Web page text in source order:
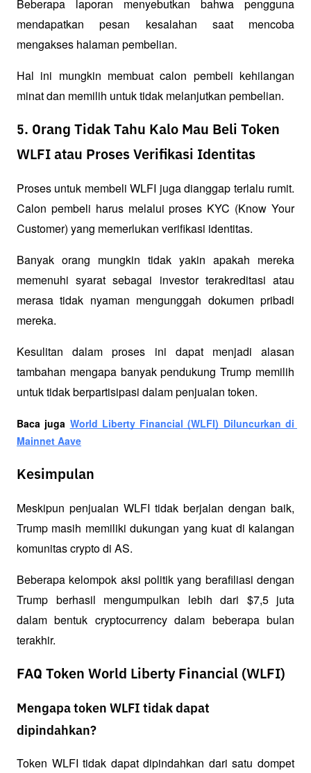
Beberapa laporan menyebutkan bahwa pengguna
mendapatkan pesan kesalahan saat mencoba
mengakses halaman pembelian.
Hal ini mungkin membuat calon pembeli kehilangan
minat dan memilih untuk tidak melanjutkan pembelian.
5. Orang Tidak Tahu Kalo Mau Beli Token
WLFI atau Proses Verifikasi Identitas
Proses untuk membeli WLFI juga dianggap terlalu rumit.
Calon pembeli harus melalui proses KYC (Know Your
Customer) yang memerlukan verifikasi identitas.
Banyak orang mungkin tidak yakin apakah mereka
memenuhi syarat sebagai investor terakreditasi atau
merasa tidak nyaman mengunggah dokumen pribadi
mereka.
Kesulitan dalam proses ini dapat menjadi alasan
tambahan mengapa banyak pendukung Trump memilih
untuk tidak berpartisipasi dalam penjualan token.
Baca juga World Liberty Financial (WLFI) Diluncurkan di
Mainnet Aave
Kesimpulan
Meskipun penjualan WLFI tidak berjalan dengan baik,
Trump masih memiliki dukungan yang kuat di kalangan
komunitas crypto di AS.
Beberapa kelompok aksi politik yang berafiliasi dengan
Trump berhasil mengumpulkan lebih dari $7,5 juta
dalam bentuk cryptocurrency dalam beberapa bulan
terakhir.
FAQ Token World Liberty Financial (WLFI)
Mengapa token WLFI tidak dapat
dipindahkan?
Token WLFI tidak dapat dipindahkan dari satu dompet